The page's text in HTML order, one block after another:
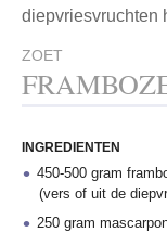
diepvriesvruchten
ZOET
INGREDIENTEN
450-500 gram
(vers of uit de
250 gram